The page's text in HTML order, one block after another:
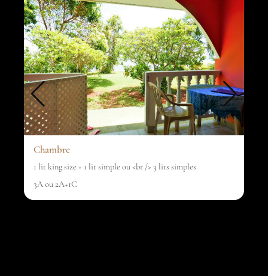
Chambre
1 lit king size + 1 lit simple ou <br /> 3 lits simples
3A ou 2A+1C